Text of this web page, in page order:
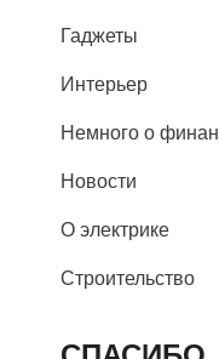
Гаджеты
Интерьер
Немного о
Новости
О электрике
Строительство